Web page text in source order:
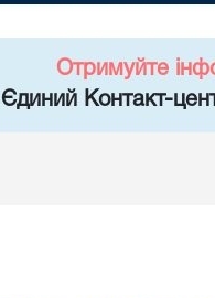
Отримуйте
Єдиний Контакт-